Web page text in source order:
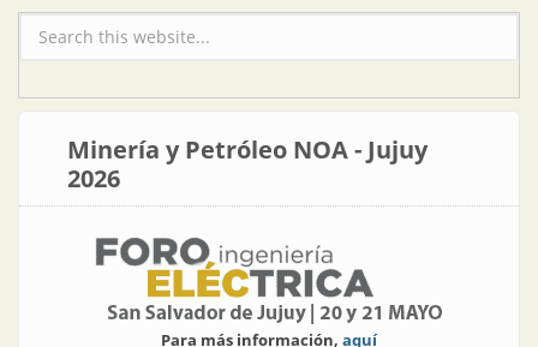
Formulario de búsqueda
Minería y Petróleo NOA - Jujuy
2026
Para más información, aquí